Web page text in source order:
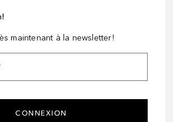
maintenant à la newsletter!
CONNEXION